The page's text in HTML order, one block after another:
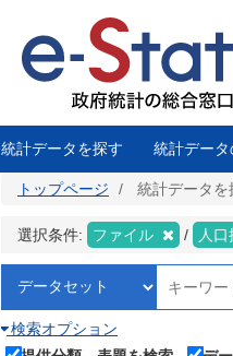
統計データを探す 統計データ
トップページ 統計データを
選択条件: ファイル 人
検索オプション